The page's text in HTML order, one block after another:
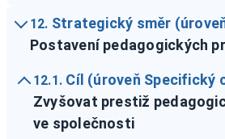
12. Strategický směr
Postavení pedagogických
12.1. Cíl (úroveň Specifický
Zvyšovat prestiž
ve společnosti